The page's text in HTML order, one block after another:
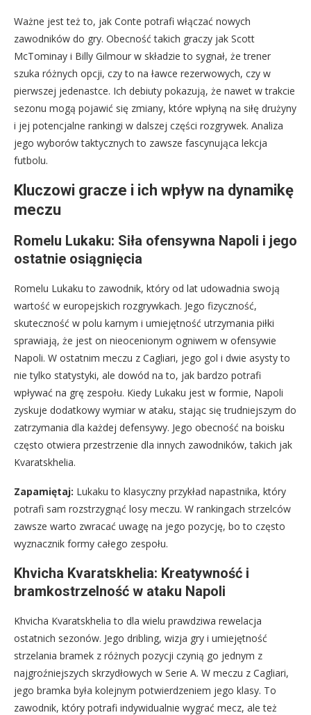
Ważne jest też to, jak Conte potrafi włączać nowych
zawodników do gry. Obecność takich graczy jak Scott
McTominay i Billy Gilmour w składzie to sygnał, że trener
szuka różnych opcji, czy to na ławce rezerwowych, czy w
pierwszej jedenastce. Ich debiuty pokazują, że nawet w trakcie
sezonu mogą pojawić się zmiany, które wpłyną na siłę drużyny
i jej potencjalne rankingi w dalszej części rozgrywek. Analiza
jego wyborów taktycznych to zawsze fascynująca lekcja
futbolu.
Kluczowi gracze i ich wpływ na dynamikę
meczu
Romelu Lukaku: Siła ofensywna Napoli i jego
ostatnie osiągnięcia
Romelu Lukaku to zawodnik, który od lat udowadnia swoją
wartość w europejskich rozgrywkach. Jego fizyczność,
skuteczność w polu karnym i umiejętność utrzymania piłki
sprawiają, że jest on nieocenionym ogniwem w ofensywie
Napoli. W ostatnim meczu z Cagliari, jego gol i dwie asysty to
nie tylko statystyki, ale dowód na to, jak bardzo potrafi
wpływać na grę zespołu. Kiedy Lukaku jest w formie, Napoli
zyskuje dodatkowy wymiar w ataku, stając się trudniejszym do
zatrzymania dla każdej defensywy. Jego obecność na boisku
często otwiera przestrzenie dla innych zawodników, takich jak
Kvaratskhelia.
Zapamiętaj: Lukaku to klasyczny przykład napastnika, który
potrafi sam rozstrzygnąć losy meczu. W rankingach strzelców
zawsze warto zwracać uwagę na jego pozycję, bo to często
wyznacznik formy całego zespołu.
Khvicha Kvaratskhelia: Kreatywność i
bramkostrzelność w ataku Napoli
Khvicha Kvaratskhelia to dla wielu prawdziwa rewelacja
ostatnich sezonów. Jego dribling, wizja gry i umiejętność
strzelania bramek z różnych pozycji czynią go jednym z
najgroźniejszych skrzydłowych w Serie A. W meczu z Cagliari,
jego bramka była kolejnym potwierdzeniem jego klasy. To
zawodnik, który potrafi indywidualnie wygrać mecz, ale też